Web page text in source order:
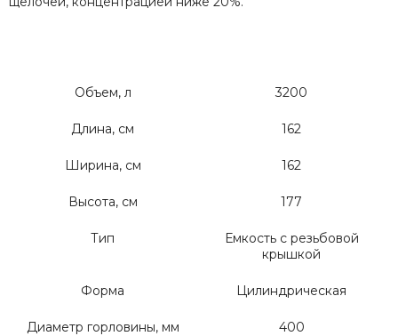
Объем, л 3200
Длина, см 162
Ширина, см 162
Высота, см 177
Тип
Емкость с резьбовой
крышкой
Форма Цилиндрическая
Диаметр горловины, мм 400